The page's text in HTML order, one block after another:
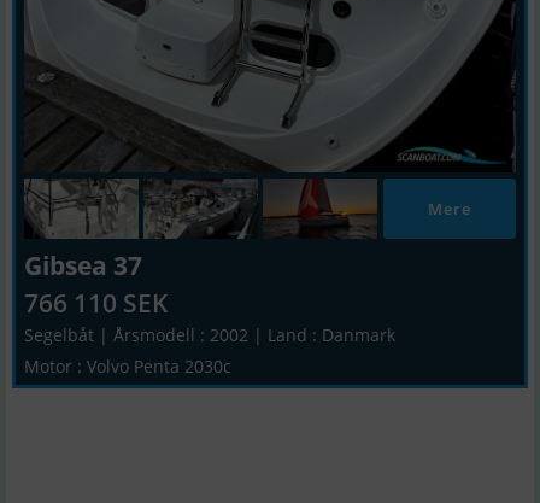
Mere
Gibsea 37
766 110 SEK
Segelbåt | Årsmodell : 2002 | Land : Danmark
Motor : Volvo Penta 2030c